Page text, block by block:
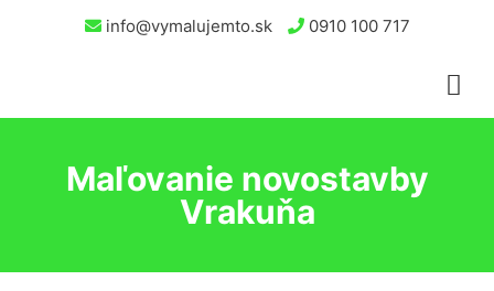
info@vymalujemto.sk 0910 100 717
Maľovanie novostavby
Vrakuňa